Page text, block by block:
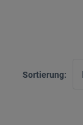
Sortierung: